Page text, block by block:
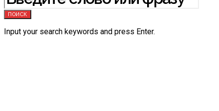
ПОИСК
Input your search keywords and press Enter.